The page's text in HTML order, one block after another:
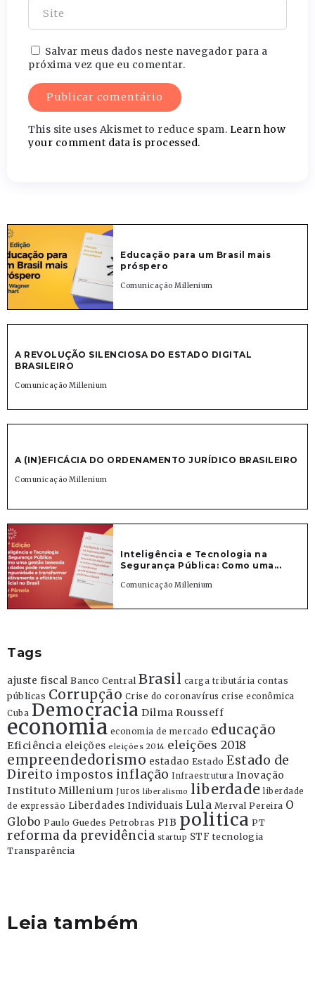
Salvar meus dados neste navegador para a
próxima vez que eu comentar.
This site uses Akismet to reduce spam. Learn how
your comment data is processed.
Educação para um Brasil mais
próspero
Comunicação Millenium
A REVOLUÇÃO SILENCIOSA DO ESTADO DIGITAL
BRASILEIRO
Comunicação Millenium
A (IN)EFICÁCIA DO ORDENAMENTO JURÍDICO BRASILEIRO
Comunicação Millenium
Inteligência e Tecnologia na
Segurança Pública: Como uma...
Comunicação Millenium
Tags
ajuste fiscal Banco Central Brasil carga tributária contas
públicas Corrupção Crise do coronavírus crise econômica
Cuba Democracia Dilma Rousseff
economia economia de mercado educação
Eficiência eleições eleições 2014 eleições 2018
empreendedorismo estadao Estado Estado de
Direito impostos inflação Infraestrutura Inovação
Instituto Millenium Juros liberalismo liberdade liberdade
de expressão Liberdades Individuais Lula Merval Pereira O
Globo Paulo Guedes Petrobras PIB politica PT
reforma da previdência startup STF tecnologia
Transparência
Leia também